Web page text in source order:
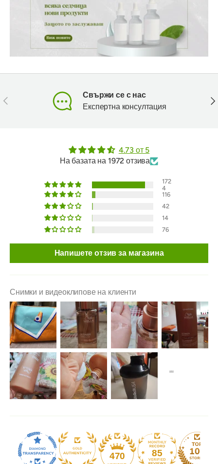
Предишен
Свържи се с нас
Експертна консултация
4.73 от 5
На базата на 1972 отзива
172
4
116
42
14
76
Напишете отзив за магазина
Снимки и видеоклипове на клиенти
470 85